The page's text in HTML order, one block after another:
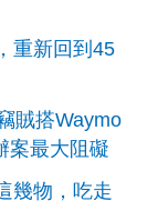
重新回到45
賊搭Waymo
案最大阻礙
幾物，吃走